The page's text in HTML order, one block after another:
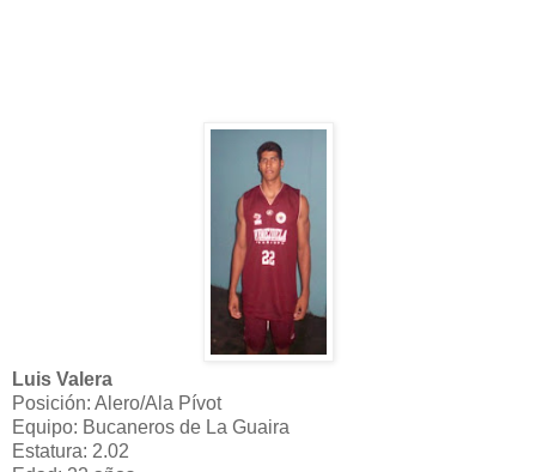
Luis Valera
Posición: Alero/Ala Pívot
Equipo: Bucaneros de La Guaira
Estatura: 2.02